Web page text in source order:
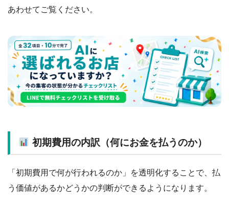
あわせてご覧ください。
初期費用の内訳（何にお金を払うのか）
「初期費用で何が行われるのか」を透明化することで、払
う価値があるかどうかの判断ができるようになります。